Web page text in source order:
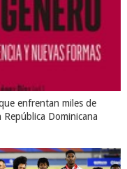
enfrentan miles de
Dominicana